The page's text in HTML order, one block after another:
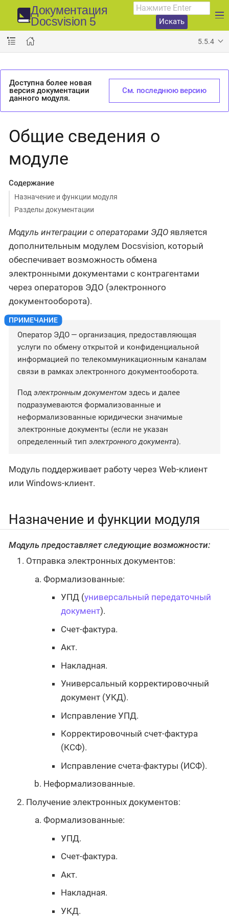
Документация
Docsvision 5
Искать
5.5.4
Доступна более новая
версия документации
данного модуля.
См. последнюю версию
Общие сведения о
модуле
Содержание
Назначение и функции модуля
Разделы документации
Модуль интеграции с операторами ЭДО является
дополнительным модулем Docsvision, который
обеспечивает возможность обмена
электронными документами с контрагентами
через операторов ЭДО (электронного
документооборота).
Оператор ЭДО — организация, предоставляющая
услуги по обмену открытой и конфиденциальной
информацией по телекоммуникационным каналам
связи в рамках электронного документооборота.
Под электронным документом здесь и далее
подразумеваются формализованные и
неформализованные юридически значимые
электронные документы (если не указан
определенный тип электронного документа).
Модуль поддерживает работу через Web-клиент
или Windows-клиент.
Назначение и функции модуля
Модуль предоставляет следующие возможности:
Отправка электронных документов:
Формализованные:
УПД (универсальный передаточный
документ).
Счет-фактура.
Акт.
Накладная.
Универсальный корректировочный
документ (УКД).
Исправление УПД.
Корректировочный счет-фактура
(КСФ).
Исправление счета-фактуры (ИСФ).
Неформализованные.
Получение электронных документов:
Формализованные:
УПД.
Счет-фактура.
Акт.
Накладная.
УКД.